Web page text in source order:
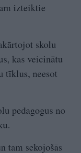
izteiktie
skolu
kas veicinātu
tīklus, neesot
pedagogus no
tam sekojošās